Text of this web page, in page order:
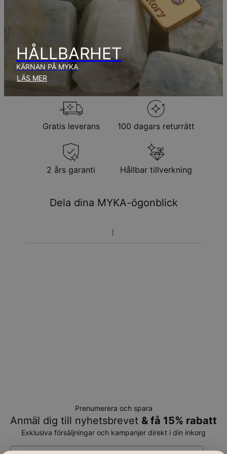
aug.
produktionstid.
Returpolicy
Observera att personliga smycken är unika och endast kan
returneras för utbyte eller butikskredit
HÅLLBARHET
KÄRNAN PÅ MYKA
LÄS MER
Gratis leverans 100 dagars returrätt
2 års garanti Hållbar tillverkning
Dela dina MYKA-ögonblick
Prenumerera och spara
Anmäl dig till nyhetsbrevet & få 15% rabatt
Exklusiva försäljningar och kampanjer direkt i din inkorg